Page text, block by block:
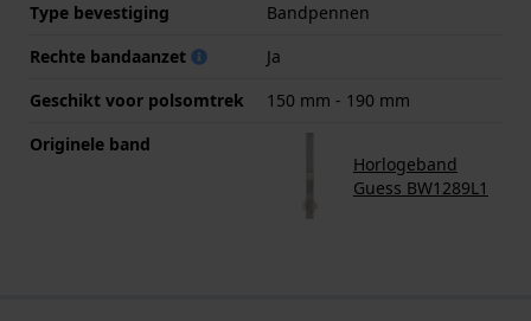
Type bevestiging
Bandpennen
Rechte bandaanzet
Ja
Geschikt voor polsomtrek
150 mm - 190 mm
Originele band
Horlogeband
Guess BW1289L1